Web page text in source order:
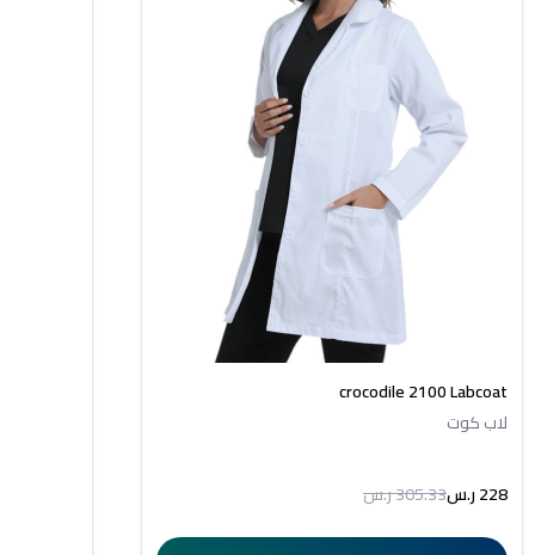
crocodile 2100 Labcoat
لاب كوت
228 ر.س 305.33 ر.س